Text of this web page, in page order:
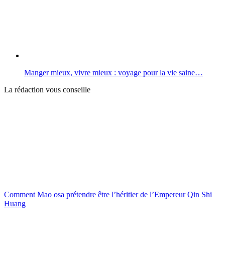
Manger mieux, vivre mieux : voyage pour la vie saine…
La rédaction vous conseille
Comment Mao osa prétendre être l’héritier de l’Empereur Qin Shi
Huang